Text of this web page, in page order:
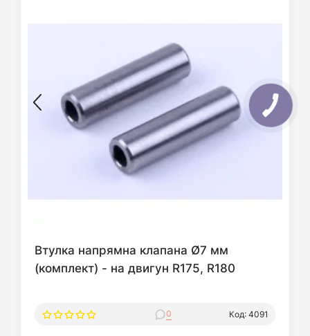
Втулка напрямна клапана Ø7 мм
(комплект) - на двигун R175, R180
0 Код: 4091